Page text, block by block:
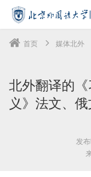
首页 媒体北外
北外翻译的
义》法文、
发